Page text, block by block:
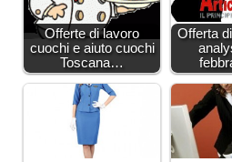
Offerte di lavoro
cuochi e aiuto cuochi
Toscana…
Offerta